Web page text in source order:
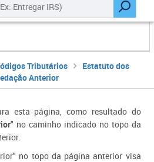
Tributários
Estatuto dos
Anterior
esta página, como resultado do
" no caminho indicado no topo da
no topo da página anterior visa